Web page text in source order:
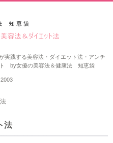
実践する美容法・ダイエット法・アンチ
ト by女優の美容法＆健康法 知恵袋
法